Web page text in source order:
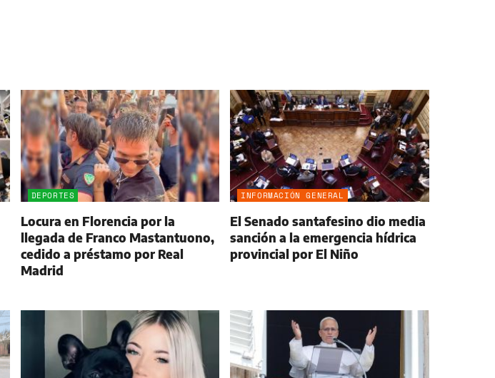
DEPORTES
Locura en Florencia por la
llegada de Franco Mastantuono,
cedido a préstamo por Real
Madrid
INFORMACIÓN GENERAL
El Senado santafesino dio media
sanción a la emergencia hídrica
provincial por El Niño